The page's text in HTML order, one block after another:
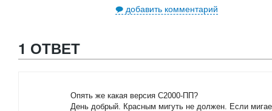
добавить комментарий
1 ОТВЕТ
Опять же какая версия С2000-ПП?
День добрый. Красным мигуть не должен. Если